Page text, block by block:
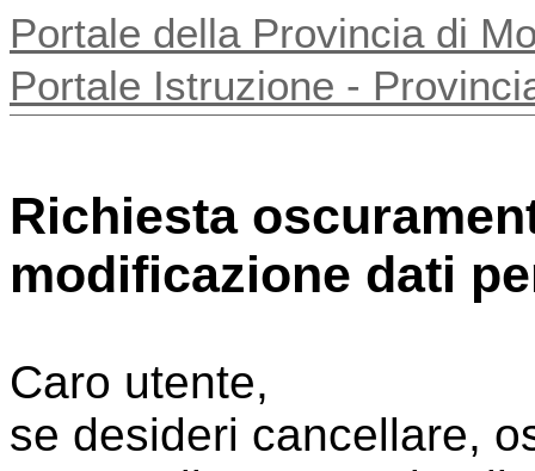
Portale della Provincia di
Portale Istruzione -
Richiesta
modificazione dati
Caro utente,
se desideri cancellare,